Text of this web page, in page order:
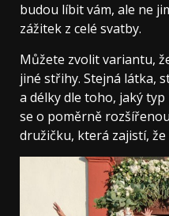
budou líbit vám, ale ne
zážitek z celé svatby.
Můžete zvolit variantu,
jiné střihy. Stejná látka,
a délky dle toho, jaký typ
se o poměrně
družičku, která zajistí,